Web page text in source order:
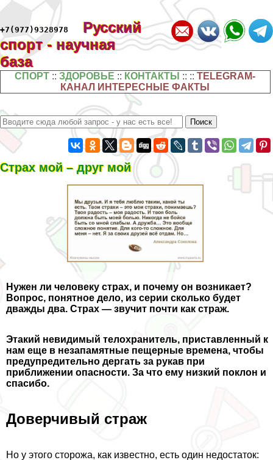
+7(977)9328978
Русский
спорт - научная
база
СПОРТ ::ЗДОРОВЬЕ :: КОНТАКТЫ :: ::TELEGRAM-
КАНАЛ ИНТЕРЕСНЫЕ ФАКТЫ
Страх мой – друг мой
Нужен ли человеку страх, и почему он возникает?
Вопрос, понятное дело, из серии сколько будет
дважды два. Страх — звучит почти как страж.
Этакий невидимый телохранитель, приставленный к
нам еще в незапамятные пещерные времена, чтобы
предупредительно дергать за рукав при
приближении опасности. За что ему низкий поклон и
спасибо.
Доверчивый страж
Но у этого сторожа, как известно, есть один недостаток: